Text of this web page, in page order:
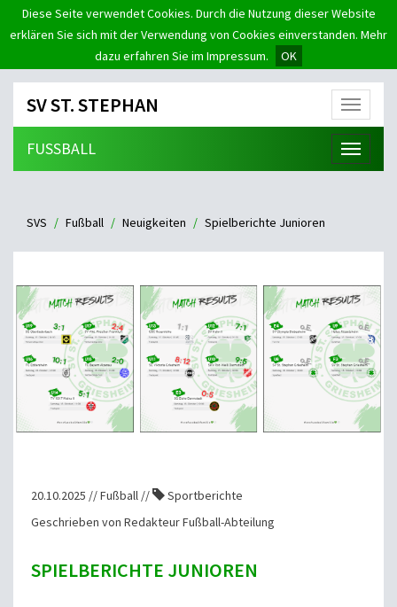
Diese Seite verwendet Cookies. Durch die Nutzung dieser Website
erklären Sie sich mit der Verwendung von Cookies einverstanden. Mehr
dazu erfahren Sie im Impressum.
OK
Menü
SV ST. STEPHAN
Menü
FUSSBALL
SVS Fußball Neuigkeiten Spielberichte Junioren
20.10.2025 // Fußball //
Sportberichte
Geschrieben von Redakteur Fußball-Abteilung
SPIELBERICHTE JUNIOREN